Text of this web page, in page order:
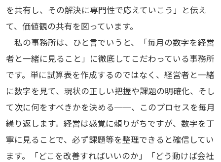
を共有し、その解決に専門性で応えていこう」と伝え
て、価値観の共有を図っています。
私の事務所は、ひと言でいうと、「毎月の数字を経営
者と一緒に見ること」に徹底してこだわっている事務所
です。単に試算表を作成するのではなく、経営者と一緒
に数字を見て、現状の正しい把握や課題の明確化、そし
て次に何をすべきかを決める──、このプロセスを毎月
繰り返します。経営は感覚に頼りがちですが、数字を丁
寧に見ることで、必ず課題等を整理できると確信してい
ます。「どこを改善すればいいのか」「どう動けば会社